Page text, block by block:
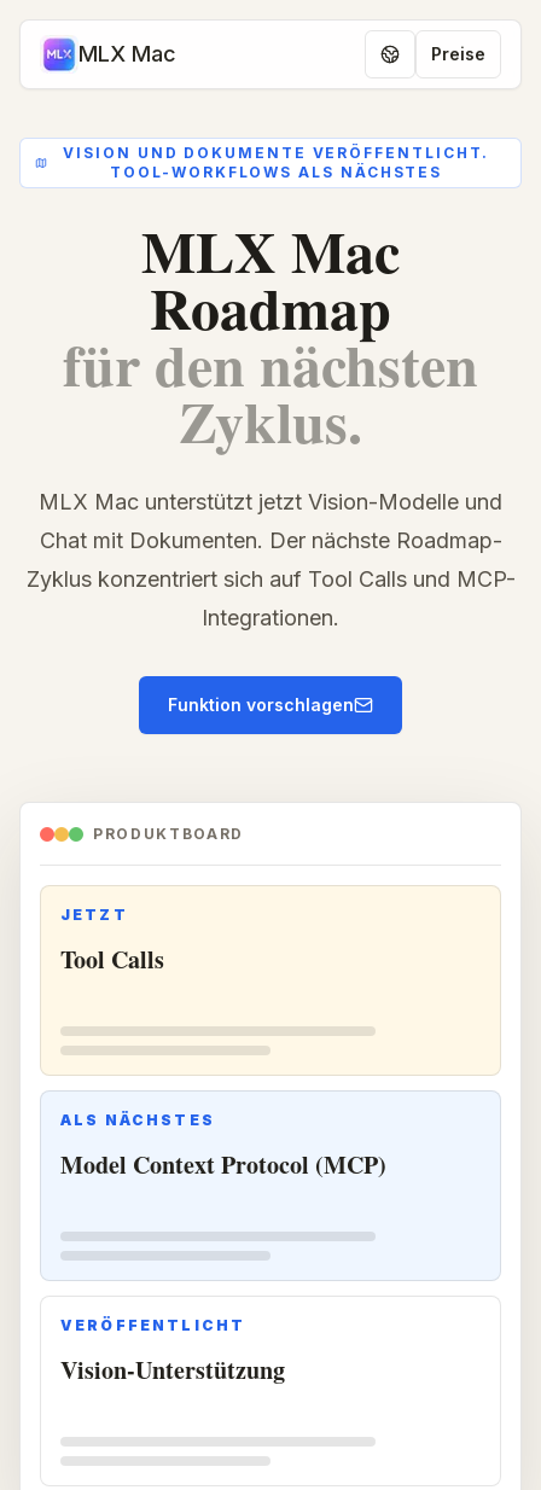
MLX Mac Preise
VISION UND DOKUMENTE VERÖFFENTLICHT.
TOOL-WORKFLOWS ALS NÄCHSTES
MLX Mac
Roadmap
für den nächsten
Zyklus.
MLX Mac unterstützt jetzt Vision-Modelle und
Chat mit Dokumenten. Der nächste Roadmap-
Zyklus konzentriert sich auf Tool Calls und MCP-
Integrationen.
Funktion vorschlagen
PRODUKTBOARD
JETZT
Tool Calls
ALS NÄCHSTES
Model Context Protocol (MCP)
VERÖFFENTLICHT
Vision-Unterstützung